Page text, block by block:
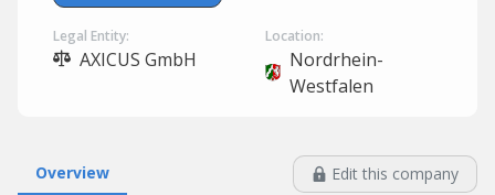
Legal Entity:
AXICUS GmbH
Location:
Nordrhein-
Westfalen
Overview Edit this company